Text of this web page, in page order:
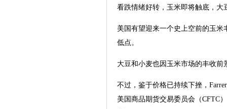
看跌情绪好转，玉米即将触底，大
美国有望迎来一个史上空前的玉米
低点。
大豆和小麦也因玉米市场的丰收前
不过，鉴于价格已持续下挫，
美国商品期货交易委员会（CFTC